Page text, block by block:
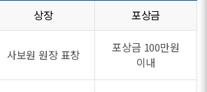
상장 포상금
사보원 원장 표창
포상금 100만원
이내